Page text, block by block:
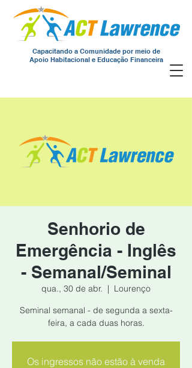
Capacitando a Comunidade por meio de
Apoio Habitacional e Educação Financeira
Senhorio de
Emergência - Inglês
- Semanal/Seminal
qua., 30 de abr.
  |
Lourenço
Seminal semanal - de segunda a sexta-
feira, a cada duas horas.
Os ingressos não estão à venda